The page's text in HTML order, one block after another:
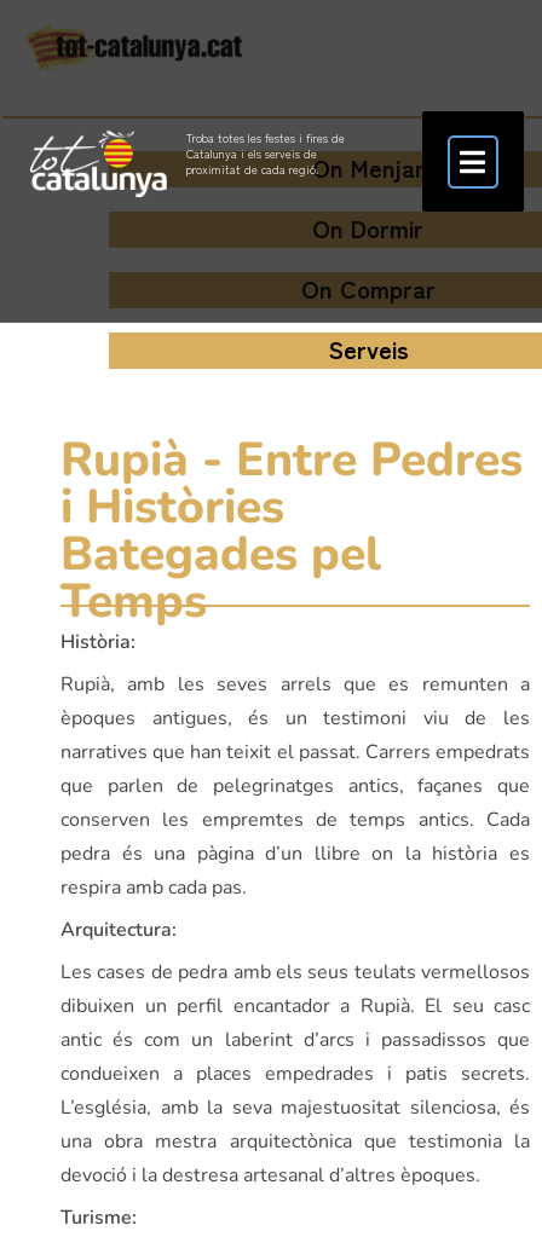
Troba totes les festes i fires de
Catalunya i els serveis de
proximitat de cada regió.On Menjar
On Dormir
On Comprar
Serveis
Rupià - Entre Pedres
i Històries
Bategades pel
Temps
Història:
Rupià, amb les seves arrels que es remunten a
èpoques antigues, és un testimoni viu de les
narratives que han teixit el passat. Carrers empedrats
que parlen de pelegrinatges antics, façanes que
conserven les empremtes de temps antics. Cada
pedra és una pàgina d’un llibre on la història es
respira amb cada pas.
Arquitectura:
Les cases de pedra amb els seus teulats vermellosos
dibuixen un perfil encantador a Rupià. El seu casc
antic és com un laberint d’arcs i passadissos que
condueixen a places empedrades i patis secrets.
L’església, amb la seva majestuositat silenciosa, és
una obra mestra arquitectònica que testimonia la
devoció i la destresa artesanal d’altres èpoques.
Turisme: